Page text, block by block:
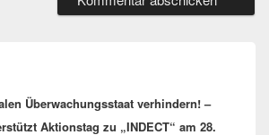
Überwachungsstaat verhindern! –
Aktionstag zu „INDECT“ am 28.